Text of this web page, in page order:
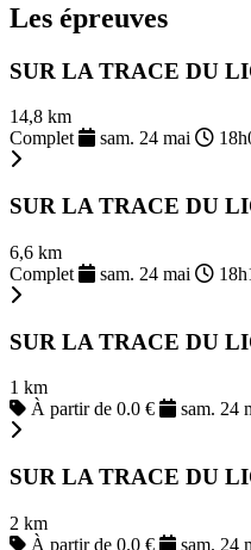
Les épreuves
SUR LA TRACE DU
14,8 km
Complet
sam. 24 mai
SUR LA TRACE DU
6,6 km
Complet
sam. 24 mai
SUR LA TRACE DU
1 km
À partir de 0.0 €
sam. 24
SUR LA TRACE DU
2 km
À partir de 0.0 €
sam. 24